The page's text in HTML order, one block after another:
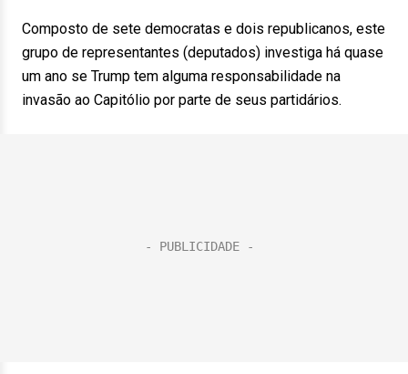
Composto de sete democratas e dois republicanos, este
grupo de representantes (deputados) investiga há quase
um ano se Trump tem alguma responsabilidade na
invasão ao Capitólio por parte de seus partidários.